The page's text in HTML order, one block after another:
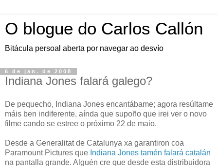
O blogue do Carlos Callón
Bitácula persoal aberta por navegar ao desvío
6 de jan. de 2008
Indiana Jones falará galego?
De pequecho, Indiana Jones encantábame; agora resúltame
máis ben indiferente, aínda que supoño que irei ver o novo
filme cando se estree o próximo 22 de maio.
Desde a Generalitat de Catalunya xa garantiron coa
Paramount Pictures que Indiana Jones tamén falará catalán
na pantalla grande. Alguén cre que desde esta distribuidora